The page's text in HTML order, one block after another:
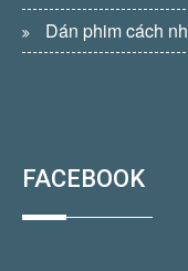
Dán phim cách
FACEBOOK